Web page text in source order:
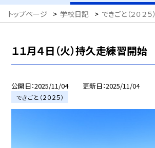
トップページ > 学校日記 > できごと（２０２５）
１１月４日（火）持久走練習開始
公開日 2025/11/04 更新日 2025/11/04
できごと（２０２５）